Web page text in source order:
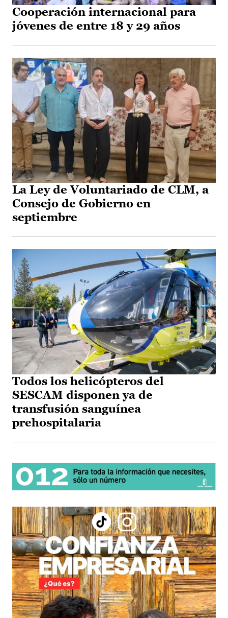
Cooperación internacional para
jóvenes de entre 18 y 29 años
La Ley de Voluntariado de CLM, a
Consejo de Gobierno en
septiembre
Todos los helicópteros del
SESCAM disponen ya de
transfusión sanguínea
prehospitalaria